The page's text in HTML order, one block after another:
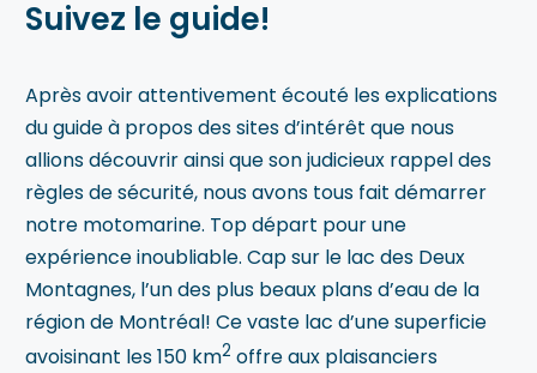
Suivez le guide!
Après avoir attentivement écouté les explications
du guide à propos des sites d’intérêt que nous
allions découvrir ainsi que son judicieux rappel des
règles de sécurité, nous avons tous fait démarrer
notre motomarine. Top départ pour une
expérience inoubliable. Cap sur le lac des Deux
Montagnes, l’un des plus beaux plans d’eau de la
région de Montréal! Ce vaste lac d’une superficie
avoisinant les 150 km2 offre aux plaisanciers